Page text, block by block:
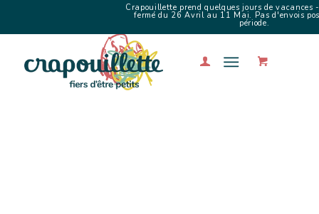
Crapouillette prend quelques jours de vacances
fermé du 26 Avril au 11 Mai. Pas d'envois
période.